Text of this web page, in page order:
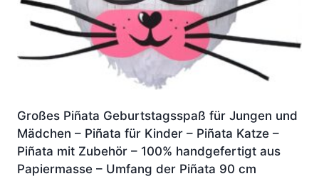
Großes Piñata Geburtstagsspaß für Jungen und
Mädchen – Piñata für Kinder – Piñata Katze –
Piñata mit Zubehör – 100% handgefertigt aus
Papiermasse – Umfang der Piñata 90 cm